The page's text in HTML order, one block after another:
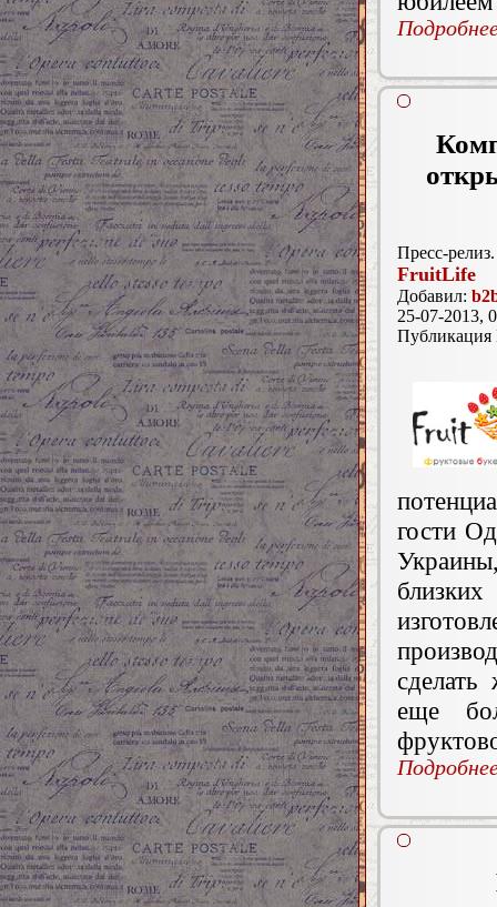
Пресс-релиз.
FruitLife
Добавил:
25-07-2013,
гости
еще